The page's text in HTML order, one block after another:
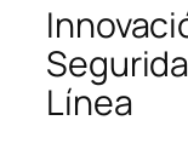
Línea